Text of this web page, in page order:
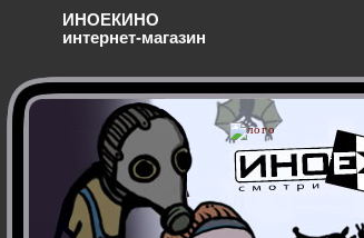
ИНОЕКИНО
интернет-магазин